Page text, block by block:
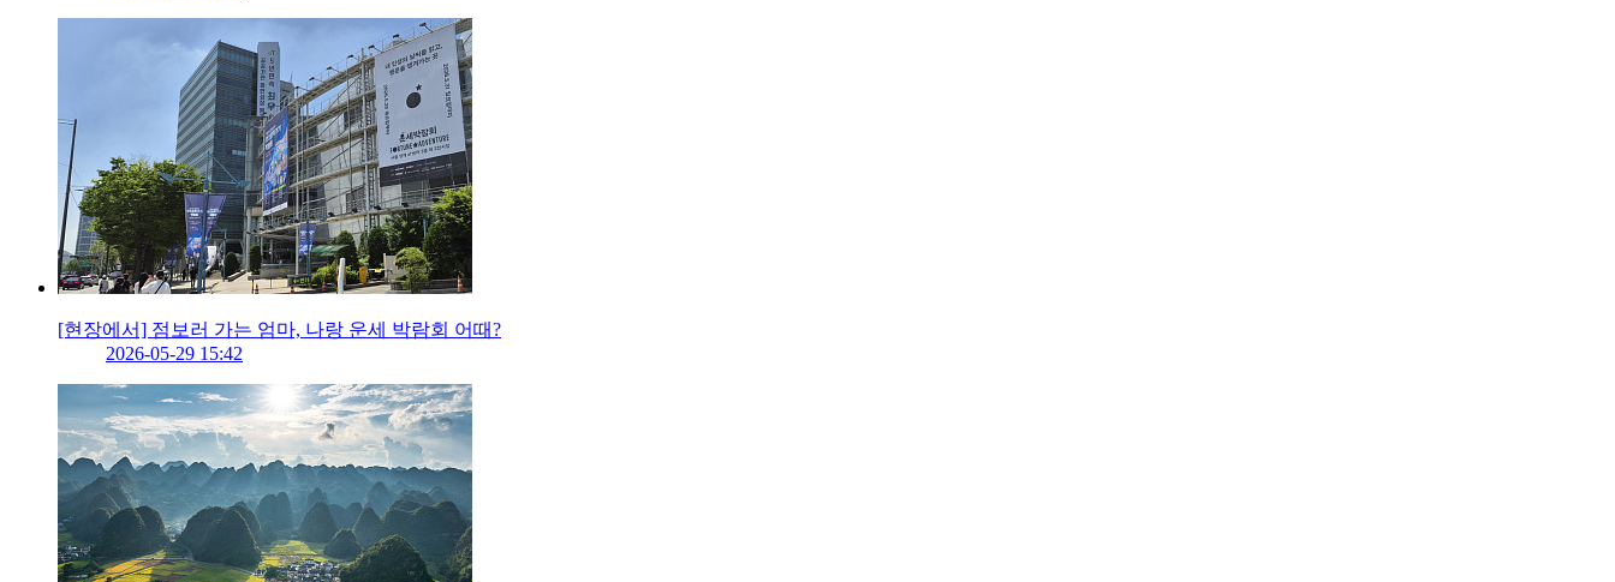
[현장에서] 점보러 가는 엄마, 나랑 운세 박람회 어때?
2026-05-29 15:42